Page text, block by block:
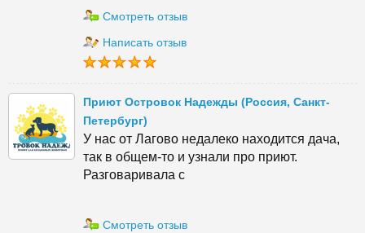
Смотреть отзыв
Написать отзыв
Приют Островок Надежды (Россия, Санкт-
Петербург)
У нас от Лагово недалеко находится дача,
так в общем-то и узнали про приют.
Разговаривала с
Смотреть отзыв